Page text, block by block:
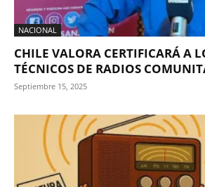
NACIONAL
CHILE VALORA CERTIFICARÁ A
TÉCNICOS DE RADIOS
Septiembre 15, 2025